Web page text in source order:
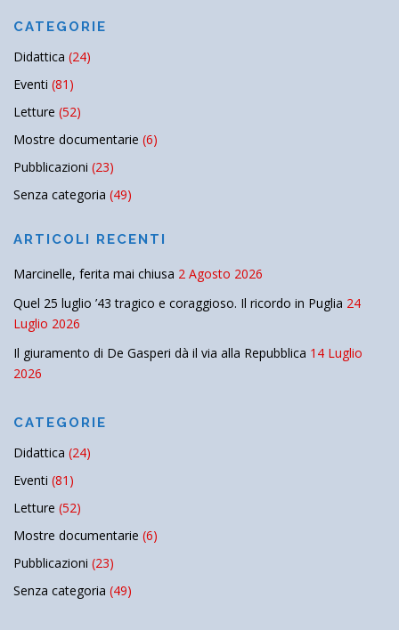
CATEGORIE
Didattica (24)
Eventi (81)
Letture (52)
Mostre documentarie (6)
Pubblicazioni (23)
Senza categoria (49)
ARTICOLI RECENTI
Marcinelle, ferita mai chiusa 2 Agosto 2026
Quel 25 luglio ’43 tragico e coraggioso. Il ricordo in Puglia 24
Luglio 2026
Il giuramento di De Gasperi dà il via alla Repubblica 14 Luglio
2026
CATEGORIE
Didattica (24)
Eventi (81)
Letture (52)
Mostre documentarie (6)
Pubblicazioni (23)
Senza categoria (49)